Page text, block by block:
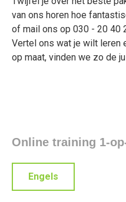
van ons horen hoe
of mail ons op 030 - 20 40
Vertel ons wat je wilt leren
op maat, vinden we zo de
Online training 1-
Engels